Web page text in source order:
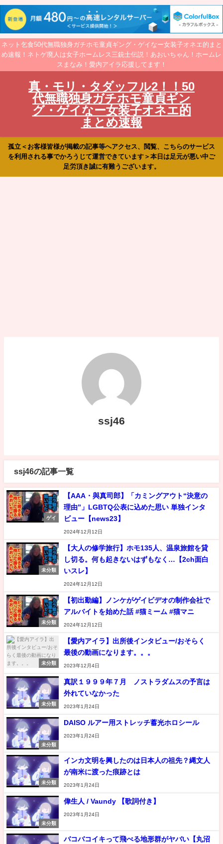
ネット乞食50代無職独身ガチホモ童貞ギング・ゲイなー女装子オネエ的まと
め速報！ネトゲ廃人は女子ホームレス三銃士伝説！あおいちゃん！ホームレ
スまなみ！愛内アイラ応援してます！
真・モリ・タダッフル2！！50
代無職独身ガチホモ童貞ギン
グ・ゲイなー女装子オネエ的
まとめ速報
孤立＜お客様皆様が掲載の記事等へアクセス、閲覧、こちらのサービス
を利用される事でかろうじて運営できています＞本日は足元が悪い中ご
足労頂き誠に有難うございます。
ssj46
ssj46の記事一覧
ゲイ
【AAA・與真司郎】「カミングアウト“決意の
理由”」LGBTQ公表に込めた思い 単独インタ
ビュー【news23】
2024年12月12日
未分類
【大人の修学旅行】ホモ135人、温泉旅館を貸
し切る。何も起きないはずもなく…【2ch面白
いスレ】
2024年12月12日
未分類
【初出勤編】ノンケがゲイビデオの制作会社で
アルバイトを始めた話 #猫ミーム #猫マニ
2024年12月12日
未分類
【愛内アイラ】出所後インタビュー/おそらく
最後の動画になります。。。
2023年12月4日
未分類
真訳１９９９年７月 ノストラダムスの予言は
外れていなかった
2023年1月24日
未分類
DAISO ルアー用ストレッチ蓄光ホロシール
2023年1月24日
未分類
インカ文明を興したのは日本人の祖先？縄文人
が南米に渡った痕跡とは
2023年1月24日
未分類
偉生人 / Vaundy 【歌詞付き】
2023年1月24日
バコバコイキって飛べる地形群がヤバい【丸沼